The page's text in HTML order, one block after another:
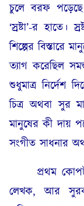
চুলে বরফ
‘স্রষ্টা’-র হাতে।
শিল্পের বিস্তারে
ত্যাগ করেছিল
শুধুমাত্র
চিত্র অথবা সুর
মানুষের কী দায়
সংগীত সাধনার
প্রথম কোপটা
লেখক, আর